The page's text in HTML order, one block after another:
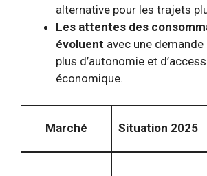
alternative pour les trajets
Les attentes des
évoluent avec une
plus d’autonomie et
économique.
Marché Situation 2025